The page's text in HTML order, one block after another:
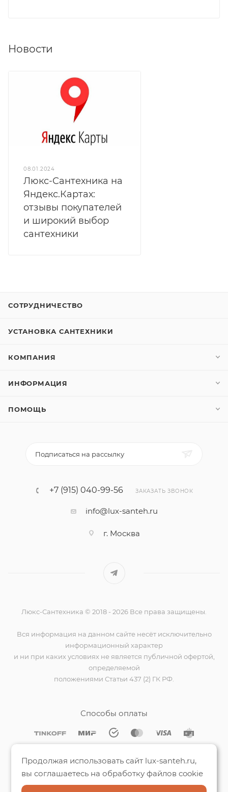
Новости
08.01.2024
Люкс-Сантехника на
Яндекс.Картах:
отзывы покупателей
и широкий выбор
сантехники
СОТРУДНИЧЕСТВО
УСТАНОВКА САНТЕХНИКИ
КОМПАНИЯ
ИНФОРМАЦИЯ
ПОМОЩЬ
Подписаться на рассылку
+7 (915) 040-99-56 ЗАКАЗАТЬ ЗВОНОК
info@lux-santeh.ru
г. Москва
Люкс-Сантехника © 2018 - 2026 Все права защищены.
Вся информация на данном сайте несёт исключительно
информационный характер
и ни при каких условиях не является публичной офертой,
определяемой
положениями Статьи 437 (2) ГК РФ.
Способы оплаты
Продолжая использовать сайт lux-santeh.ru,
вы соглашаетесь на обработку файлов cookie